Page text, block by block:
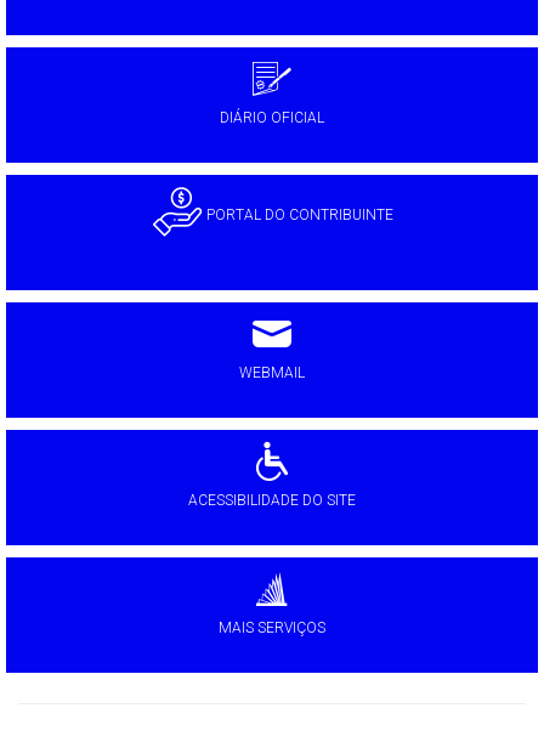
DIÁRIO OFICIAL
PORTAL DO CONTRIBUINTE
WEBMAIL
ACESSIBILIDADE DO SITE
MAIS SERVIÇOS